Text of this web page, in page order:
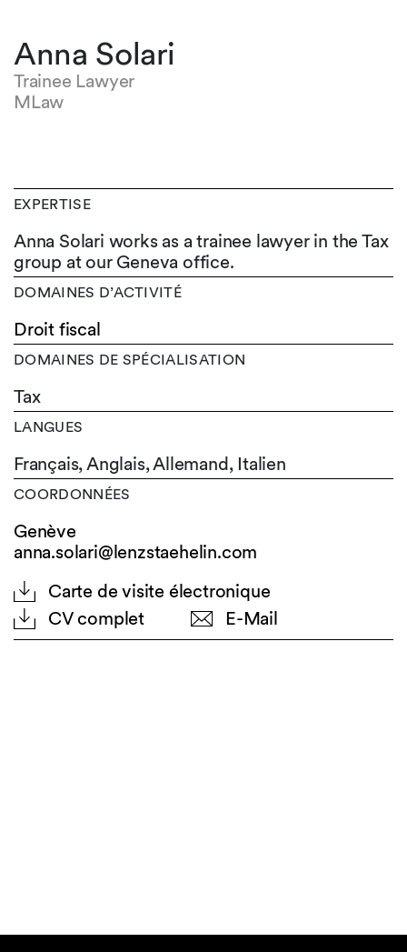
Anna Solari
Trainee Lawyer
MLaw
EXPERTISE
Anna Solari works as a trainee lawyer in the Tax
group at our Geneva office.
DOMAINES D’ACTIVITÉ
Droit fiscal
DOMAINES DE SPÉCIALISATION
Tax
LANGUES
Français,Anglais,Allemand, Italien
COORDONNÉES
Genève
anna.solari@lenzstaehelin.com
Carte de visite électronique
CV complet
E-Mail